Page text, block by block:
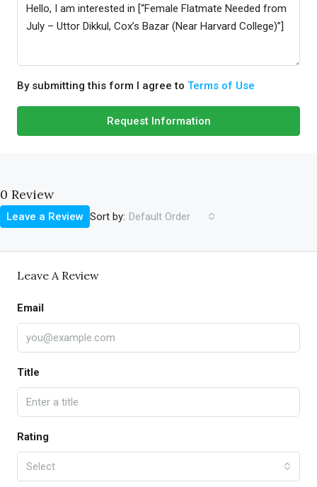
By submitting this form I agree to Terms of Use
Request Information
0 Review
Sort by: Default Order
Leave a Review
Leave A Review
Email
Title
Rating
Select